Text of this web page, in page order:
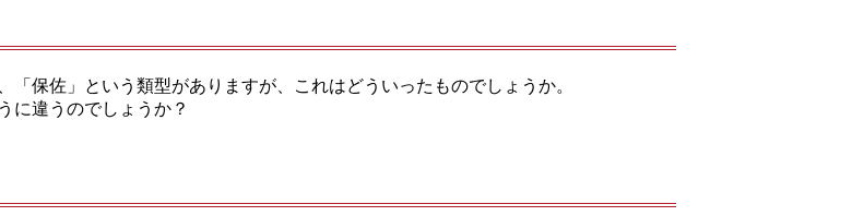
「保佐」という類型がありますが、これはどういったものでしょうか。
に違うのでしょうか？